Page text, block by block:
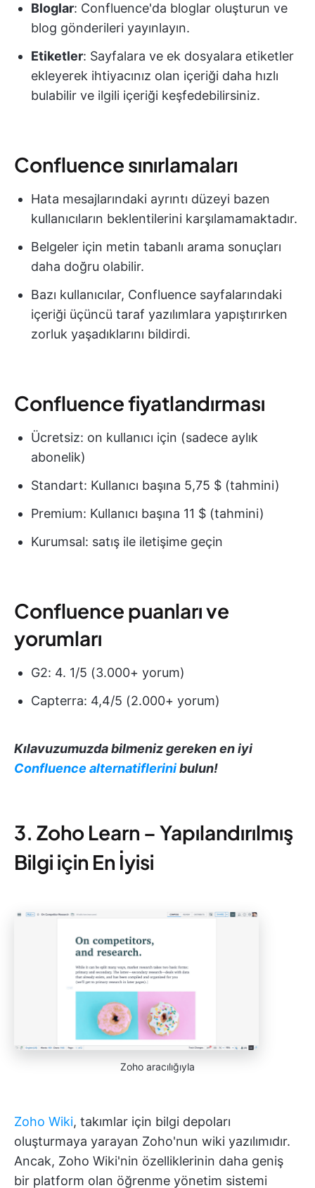
Bloglar: Confluence'da bloglar oluşturun ve
blog gönderileri yayınlayın.
Etiketler: Sayfalara ve ek dosyalara etiketler
ekleyerek ihtiyacınız olan içeriği daha hızlı
bulabilir ve ilgili içeriği keşfedebilirsiniz.
Confluence sınırlamaları
Hata mesajlarındaki ayrıntı düzeyi bazen
kullanıcıların beklentilerini karşılamamaktadır.
Belgeler için metin tabanlı arama sonuçları
daha doğru olabilir.
Bazı kullanıcılar, Confluence sayfalarındaki
içeriği üçüncü taraf yazılımlara yapıştırırken
zorluk yaşadıklarını bildirdi.
Confluence fiyatlandırması
Ücretsiz: on kullanıcı için (sadece aylık
abonelik)
Standart: Kullanıcı başına 5,75 $ (tahmini)
Premium: Kullanıcı başına 11 $ (tahmini)
Kurumsal: satış ile iletişime geçin
Confluence puanları ve
yorumları
G2: 4. 1/5 (3.000+ yorum)
Capterra: 4,4/5 (2.000+ yorum)
Kılavuzumuzda bilmeniz gereken en iyi
Confluence alternatiflerinibulun!
3. Zoho Learn – Yapılandırılmış
Bilgi için En İyisi
Zoho aracılığıyla
Zoho Wiki, takımlar için bilgi depoları
oluşturmaya yarayan Zoho'nun wiki yazılımıdır.
Ancak, Zoho Wiki'nin özelliklerinin daha geniş
bir platform olan öğrenme yönetim sistemi